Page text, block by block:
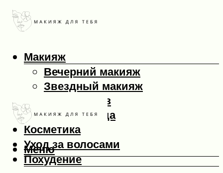
Макияж
Вечерний макияж
Звездный макияж
Макияж глаз
Макияж лица
Косметика
Уход за волосами
Похудение
Меню